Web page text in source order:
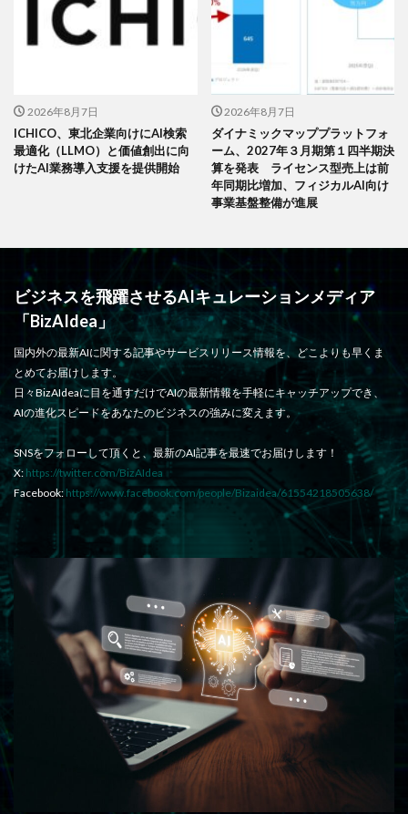
2026年8月7日
ICHICO、東北企業向けにAI検索
最適化（LLMO）と価値創出に向
けたAI業務導入支援を提供開始
2026年8月7日
ダイナミックマッププラットフォ
ーム、2027年３月期第１四半期決
算を発表 ライセンス型売上は前
年同期比増加、フィジカルAI向け
事業基盤整備が進展
ビジネスを飛躍させるAIキュレーションメディア
「BizAIdea」
国内外の最新AIに関する記事やサービスリリース情報を、どこよりも早くま
とめてお届けします。
日々BizAIdeaに目を通すだけでAIの最新情報を手軽にキャッチアップでき、
AIの進化スピードをあなたのビジネスの強みに変えます。
SNSをフォローして頂くと、最新のAI記事を最速でお届けします！
X: https://twitter.com/BizAIdea
Facebook: https://www.facebook.com/people/Bizaidea/61554218505638/